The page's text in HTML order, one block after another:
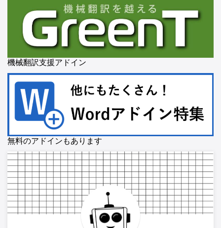
機械翻訳支援アドイン
無料のアドインもあります